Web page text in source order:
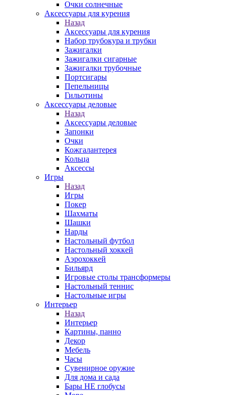
Очки солнечные
Аксессуары для курения
Назад
Аксессуары для курения
Набор трубокура и трубки
Зажигалки
Зажигалки сигарные
Зажигалки трубочные
Портсигары
Пепельницы
Гильотины
Аксессуары деловые
Назад
Аксессуары деловые
Запонки
Очки
Кожгалантерея
Кольца
Аксессы
Игры
Назад
Игры
Покер
Шахматы
Шашки
Нарды
Настольный футбол
Настольный хоккей
Аэрохоккей
Бильярд
Игровые столы трансформеры
Настольный теннис
Настольные игры
Интерьер
Назад
Интерьер
Картины, панно
Декор
Мебель
Часы
Сувенирное оружие
Для дома и сада
Бары НЕ глобусы